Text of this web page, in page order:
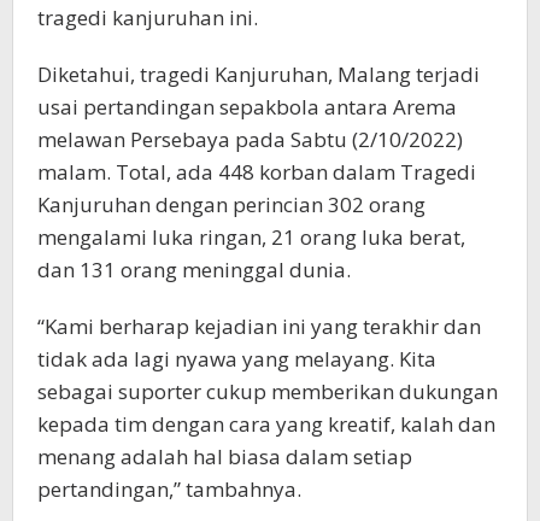
tragedi kanjuruhan ini.
Diketahui, tragedi Kanjuruhan, Malang terjadi
usai pertandingan sepakbola antara Arema
melawan Persebaya pada Sabtu (2/10/2022)
malam. Total, ada 448 korban dalam Tragedi
Kanjuruhan dengan perincian 302 orang
mengalami luka ringan, 21 orang luka berat,
dan 131 orang meninggal dunia.
“Kami berharap kejadian ini yang terakhir dan
tidak ada lagi nyawa yang melayang. Kita
sebagai suporter cukup memberikan dukungan
kepada tim dengan cara yang kreatif, kalah dan
menang adalah hal biasa dalam setiap
pertandingan,” tambahnya.